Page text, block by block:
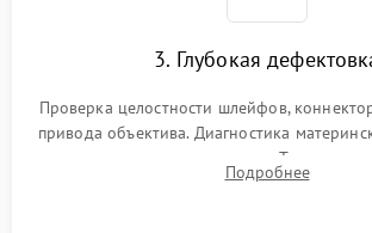
3. Глубокая
Проверка целостности шлейфов,
привода объектива. Диагностика
питания и картоприемника.
затвора и блока внутрикамерной
Подробнее